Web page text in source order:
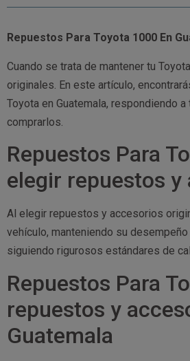
Repuestos Para Toyota 1000 En
Cuando se trata de mantener tu
originales. En este artículo,
Toyota en Guatemala, respondiendo
comprarlos.
Repuestos Para
elegir repuestos y
Al elegir repuestos y accesorios
vehículo, manteniendo su
siguiendo rigurosos estándares de
Repuestos Para
repuestos y
Guatemala